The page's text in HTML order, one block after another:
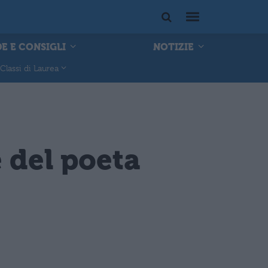
E CONSIGLI
NOTIZIE
Classi di Laurea
del poeta